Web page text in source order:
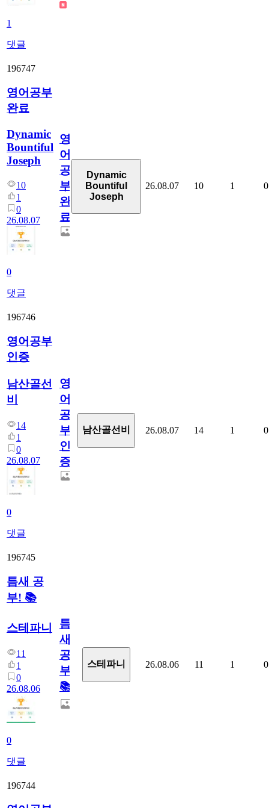
1
댓글
196747
영어공부
완료
Dynamic
Bountiful
Joseph
10
1
0
26.08.07
0
댓글
영
어
공
부
완
료
Dynamic
Bountiful
Joseph
26.08.07 10 1 0
196746
영어공부
인증
남산골선
비
14
1
0
26.08.07
0
댓글
영
어
공
부
인
증
남산골선비 26.08.07 14 1 0
196745
틈새 공
부! 📚
스테파니
11
1
0
26.08.06
0
댓글
틈
새
공
부!
📚
스테파니 26.08.06 11 1 0
196744